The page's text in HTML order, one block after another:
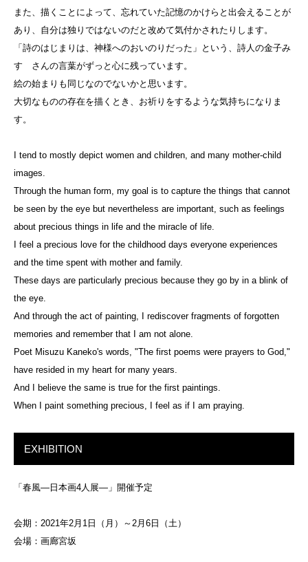
また、描くことによって、忘れていた記憶のかけらと出会えることが
あり、自分は独りではないのだと改めて気付かされたりします。
「詩のはじまりは、神様へのおいのりだった」という、詩人の金子み
すゞさんの言葉がずっと心に残っています。
絵の始まりも同じなのでないかと思います。
大切なものの存在を描くとき、お祈りをするような気持ちになりま
す。
I tend to mostly depict women and children, and many mother-child
images.
Through the human form, my goal is to capture the things that cannot
be seen by the eye but nevertheless are important, such as feelings
about precious things in life and the miracle of life.
I feel a precious love for the childhood days everyone experiences
and the time spent with mother and family.
These days are particularly precious because they go by in a blink of
the eye.
And through the act of painting, I rediscover fragments of forgotten
memories and remember that I am not alone.
Poet Misuzu Kaneko's words, "The first poems were prayers to God,"
have resided in my heart for many years.
And I believe the same is true for the first paintings.
When I paint something precious, I feel as if I am praying.
EXHIBITION
「春風―日本画4人展―」開催予定
会期：2021年2月1日（月）～2月6日（土）
会場：画廊宮坂